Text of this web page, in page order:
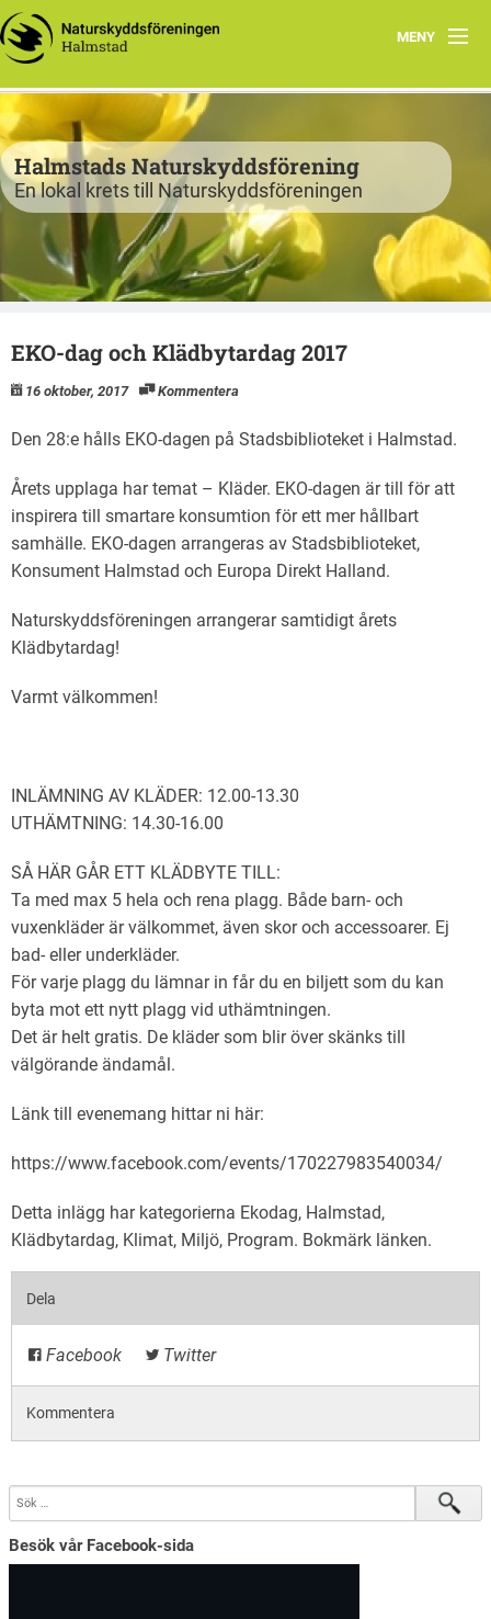
MENY
Program
Verksamhet
Björkelund
Om oss
Havsnätverk
Halmstads Naturskyddsförening
En lokal krets till Naturskyddsföreningen
EKO-dag och Klädbytardag 2017
16 oktober, 2017 Kommentera
Den 28:e hålls EKO-dagen på Stadsbiblioteket i Halmstad.
Årets upplaga har temat – Kläder. EKO-dagen är till för att
inspirera till smartare konsumtion för ett mer hållbart
samhälle. EKO-dagen arrangeras av Stadsbiblioteket,
Konsument Halmstad och Europa Direkt Halland.
Naturskyddsföreningen arrangerar samtidigt årets
Klädbytardag!
Varmt välkommen!
INLÄMNING AV KLÄDER: 12.00-13.30
UTHÄMTNING: 14.30-16.00
SÅ HÄR GÅR ETT KLÄDBYTE TILL:
Ta med max 5 hela och rena plagg. Både barn- och
vuxenkläder är välkommet, även skor och accessoarer. Ej
bad- eller underkläder.
För varje plagg du lämnar in får du en biljett som du kan
byta mot ett nytt plagg vid uthämtningen.
Det är helt gratis. De kläder som blir över skänks till
välgörande ändamål.
Länk till evenemang hittar ni här:
https://www.facebook.com/events/170227983540034/
Detta inlägg har kategorierna Ekodag, Halmstad,
Klädbytardag, Klimat, Miljö, Program. Bokmärk länken.
Dela
Facebook Twitter
Kommentera
Besök vår Facebook-sida